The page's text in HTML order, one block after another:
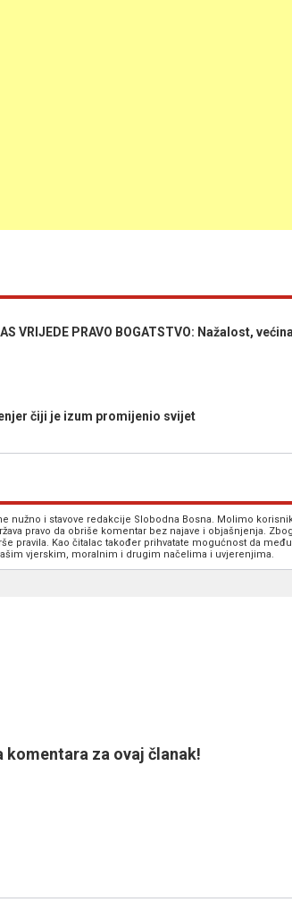
VRIJEDE PRAVO BOGATSTVO: Nažalost,
čiji je izum promijenio svijet
nužno i stavove redakcije Slobodna Bosna. Molimo
pravo da obriše komentar bez najave i objašnjenja.
pravila. Kao čitalac također prihvatate mogućnost da
vjerskim, moralnim i drugim načelima i uvjerenjima.
komentara za ovaj članak!